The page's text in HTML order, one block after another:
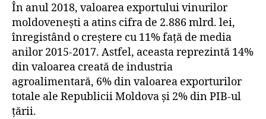
În anul 2018, valoarea exportului vinurilor
moldovenești a atins cifra de 2.886 mlrd. lei,
înregistând o creștere cu 11% față de media
anilor 2015-2017. Astfel, aceasta reprezintă 14%
din valoarea creată de industria
agroalimentară, 6% din valoarea exporturilor
totale ale Republicii Moldova și 2% din PIB-ul
țării.